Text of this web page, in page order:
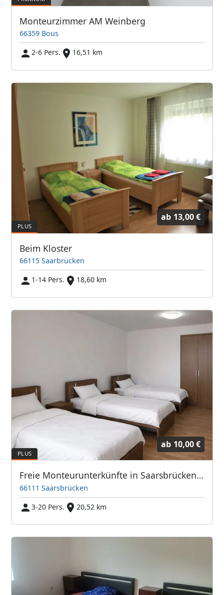
Monteurzimmer AM Weinberg
66359 Bous
2-6 Pers.
16,51 km
ab 13,00 €
Beim Kloster
66115 Saarbrücken
1-14 Pers.
18,60 km
ab 10,00 €
Freie Monteurunterkünfte in Saarsbrücken – JETZT anrufen! Wir sprechen auch Polnisch
66111 Saarsbrücken
3-20 Pers.
20,52 km